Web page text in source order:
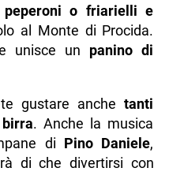
peperoni o friarielli e
al Monte di Procida.
unisce un panino di
gustare anchetanti
birra. Anche la musica
di Pino Daniele,
di che divertirsi con